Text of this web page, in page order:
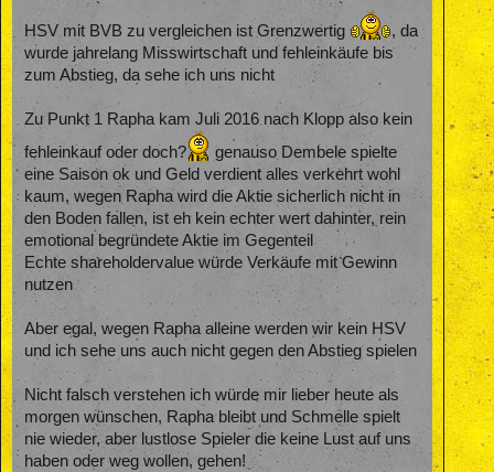
HSV mit BVB zu vergleichen ist Grenzwertig
, da
wurde jahrelang Misswirtschaft und fehleinkäufe bis
zum Abstieg, da sehe ich uns nicht
Zu Punkt 1 Rapha kam Juli 2016 nach Klopp also kein
fehleinkauf oder doch?
genauso Dembele spielte
eine Saison ok und Geld verdient alles verkehrt wohl
kaum, wegen Rapha wird die Aktie sicherlich nicht in
den Boden fallen, ist eh kein echter wert dahinter, rein
emotional begründete Aktie im Gegenteil
Echte shareholdervalue würde Verkäufe mit Gewinn
nutzen
Aber egal, wegen Rapha alleine werden wir kein HSV
und ich sehe uns auch nicht gegen den Abstieg spielen
Nicht falsch verstehen ich würde mir lieber heute als
morgen wünschen, Rapha bleibt und Schmelle spielt
nie wieder, aber lustlose Spieler die keine Lust auf uns
haben oder weg wollen, gehen!